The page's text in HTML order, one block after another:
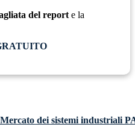
del report e la
dei sistemi industriali